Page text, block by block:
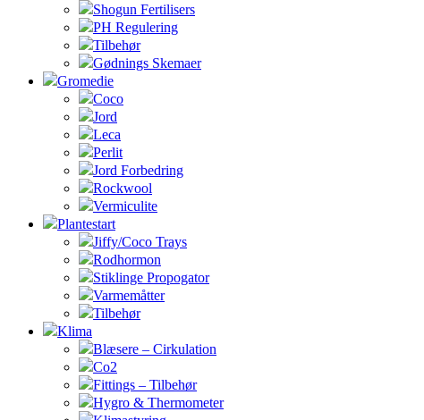
Shogun Fertilisers
PH Regulering
Tilbehør
Gødnings Skemaer
Gromedie
Coco
Jord
Leca
Perlit
Jord Forbedring
Rockwool
Vermiculite
Plantestart
Jiffy/Coco Trays
Rodhormon
Stiklinge Propogator
Varmemåtter
Tilbehør
Klima
Blæsere – Cirkulation
Co2
Fittings – Tilbehør
Hygro & Thermometer